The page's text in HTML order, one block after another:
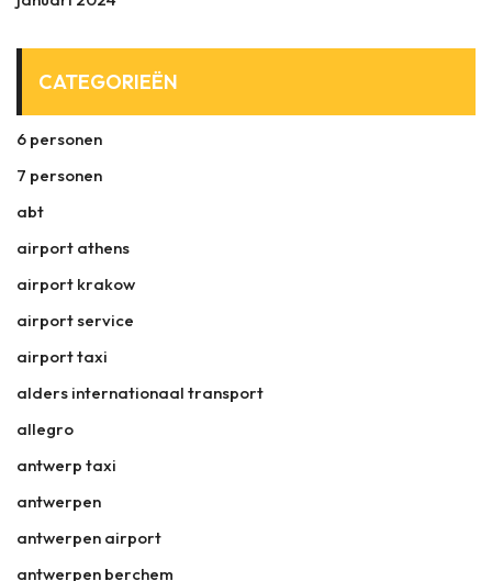
CATEGORIEËN
6 personen
7 personen
abt
airport athens
airport krakow
airport service
airport taxi
alders internationaal transport
allegro
antwerp taxi
antwerpen
antwerpen airport
antwerpen berchem